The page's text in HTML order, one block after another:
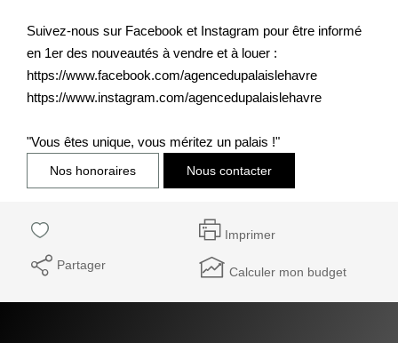
Suivez-nous sur Facebook et Instagram pour être informé
en 1er des nouveautés à vendre et à louer :
https://www.facebook.com/agencedupalaislehavre
https://www.instagram.com/agencedupalaislehavre
"Vous êtes unique, vous méritez un palais !"
Nos honoraires Nous contacter
Imprimer
Partager Calculer mon budget